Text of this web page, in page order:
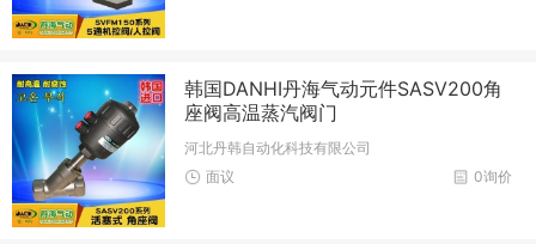
韩国DANHI丹海气动元件SASV200角
座阀高温蒸汽阀门
河北丹韩自动化科技有限公司
0询价
面议